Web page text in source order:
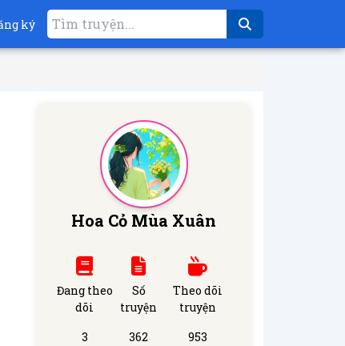
ký
Hoa Cỏ Mùa Xuân
Đang theo
dõi
3
Số
truyện
362
Theo dõi
truyện
953